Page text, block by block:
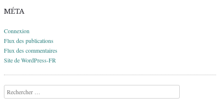
MÉTA
Connexion
Flux des publications
Flux des commentaires
Site de WordPress-FR
Recherche